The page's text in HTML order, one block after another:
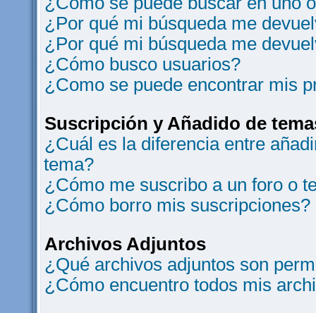
¿Por qué mi búsqueda me
¿Por qué mi búsqueda me
¿Cómo busco usuarios?
¿Como se puede encontrar mis
Suscripción y Añadido de
¿Cuál es la diferencia entre
tema?
¿Cómo me suscribo a un foro o
¿Cómo borro mis suscripciones?
Archivos Adjuntos
¿Qué archivos adjuntos son
¿Cómo encuentro todos mis